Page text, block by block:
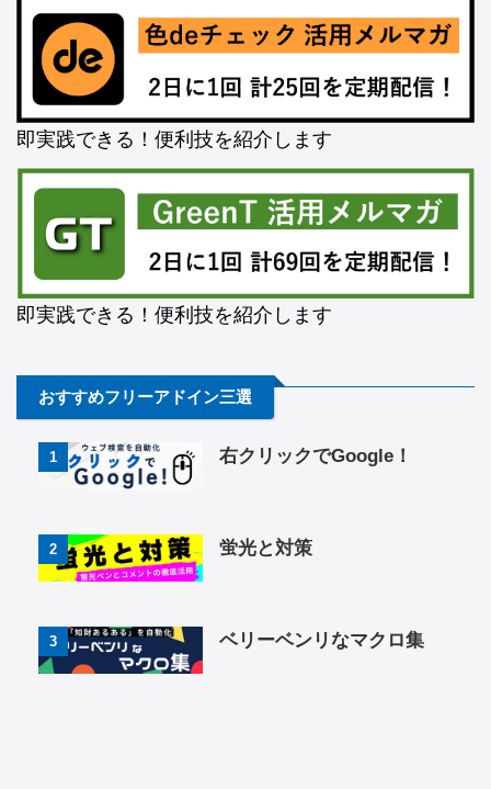
即実践できる！便利技を紹介します
即実践できる！便利技を紹介します
おすすめフリーアドイン三選
1 右クリックでGoogle！
2 蛍光と対策
3 ベリーベンリなマクロ集